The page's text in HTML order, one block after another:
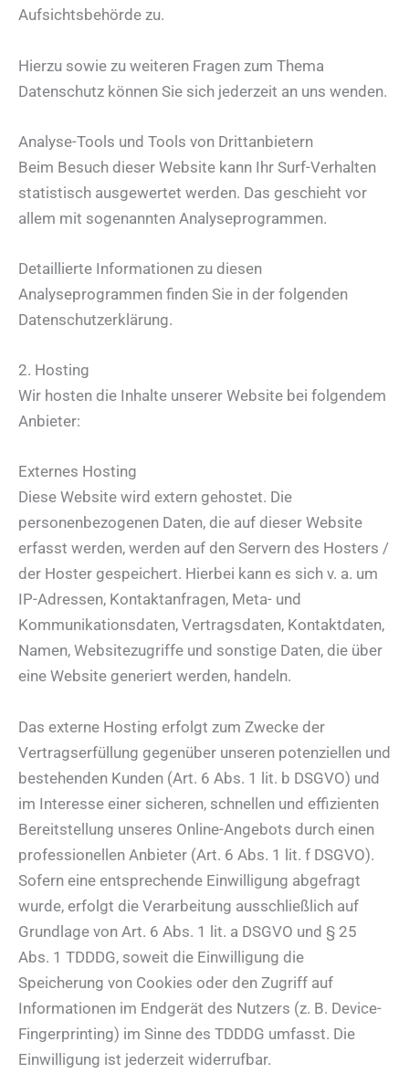
Aufsichtsbehörde zu.
Hierzu sowie zu weiteren Fragen zum Thema
Datenschutz können Sie sich jederzeit an uns wenden.
Analyse-Tools und Tools von Dritt­anbietern
Beim Besuch dieser Website kann Ihr Surf-Verhalten
statistisch ausgewertet werden. Das geschieht vor
allem mit sogenannten Analyseprogrammen.
Detaillierte Informationen zu diesen
Analyseprogrammen finden Sie in der folgenden
Datenschutzerklärung.
2. Hosting
Wir hosten die Inhalte unserer Website bei folgendem
Anbieter:
Externes Hosting
Diese Website wird extern gehostet. Die
personenbezogenen Daten, die auf dieser Website
erfasst werden, werden auf den Servern des Hosters /
der Hoster gespeichert. Hierbei kann es sich v. a. um
IP-Adressen, Kontaktanfragen, Meta- und
Kommunikationsdaten, Vertragsdaten, Kontaktdaten,
Namen, Websitezugriffe und sonstige Daten, die über
eine Website generiert werden, handeln.
Das externe Hosting erfolgt zum Zwecke der
Vertragserfüllung gegenüber unseren potenziellen und
bestehenden Kunden (Art. 6 Abs. 1 lit. b DSGVO) und
im Interesse einer sicheren, schnellen und effizienten
Bereitstellung unseres Online-Angebots durch einen
professionellen Anbieter (Art. 6 Abs. 1 lit. f DSGVO).
Sofern eine entsprechende Einwilligung abgefragt
wurde, erfolgt die Verarbeitung ausschließlich auf
Grundlage von Art. 6 Abs. 1 lit. a DSGVO und § 25
Abs. 1 TDDDG, soweit die Einwilligung die
Speicherung von Cookies oder den Zugriff auf
Informationen im Endgerät des Nutzers (z. B. Device-
Fingerprinting) im Sinne des TDDDG umfasst. Die
Einwilligung ist jederzeit widerrufbar.